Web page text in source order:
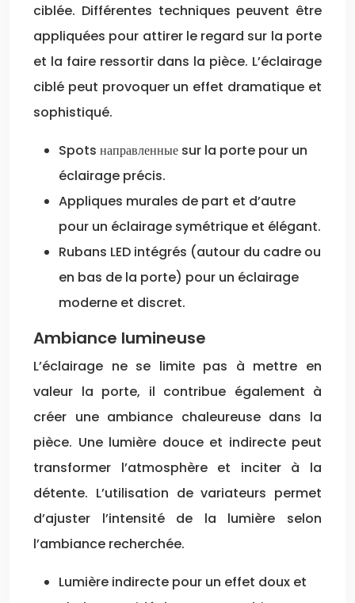
ciblée. Différentes techniques peuvent être
appliquées pour attirer le regard sur la porte
et la faire ressortir dans la pièce. L’éclairage
ciblé peut provoquer un effet dramatique et
sophistiqué.
Spots направленные sur la porte pour un
éclairage précis.
Appliques murales de part et d’autre
pour un éclairage symétrique et élégant.
Rubans LED intégrés (autour du cadre ou
en bas de la porte) pour un éclairage
moderne et discret.
Ambiance lumineuse
L’éclairage ne se limite pas à mettre en
valeur la porte, il contribue également à
créer une ambiance chaleureuse dans la
pièce. Une lumière douce et indirecte peut
transformer l’atmosphère et inciter à la
détente. L’utilisation de variateurs permet
d’ajuster l’intensité de la lumière selon
l’ambiance recherchée.
Lumière indirecte pour un effet doux et